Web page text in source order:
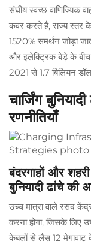
संघीय स्वच्छ वाणिज्यिक
कवर करते हैं, राज्य स्तर के
1520% समर्थन जोड़ा
और इलेक्ट्रिक बेड़े के
2021 से 1.7 बिलियन
चार्जिंग
रणनीतियाँ
बंदरगाहों और
बुनियादी ढांचे की
उच्च मात्रा वाले रसद
करना होगा, जिसके लिए
केबलों से लैस 12 मेगावाट